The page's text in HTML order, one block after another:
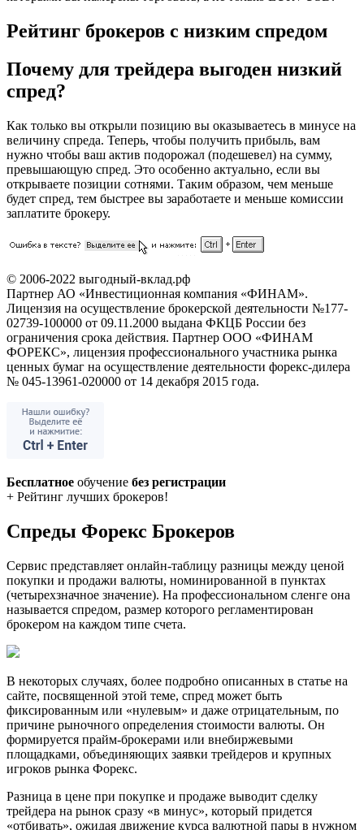
Рейтинг брокеров с низким спредом
Почему для трейдера выгоден низкий
спред?
Как только вы открыли позицию вы оказываетесь в минусе на
величину спреда. Теперь, чтобы получить прибыль, вам
нужно чтобы ваш актив подорожал (подешевел) на сумму,
превышающую спред. Это особенно актуально, если вы
открываете позиции сотнями. Таким образом, чем меньше
будет спред, тем быстрее вы заработаете и меньше комиссии
заплатите брокеру.
© 2006-2022 выгодный-вклад.рф
Партнер АО «Инвестиционная компания «ФИНАМ».
Лицензия на осуществление брокерской деятельности №177-
02739-100000 от 09.11.2000 выдана ФКЦБ России без
ограничения срока действия. Партнер ООО «ФИНАМ
ФОРЕКС», лицензия профессионального участника рынка
ценных бумаг на осуществление деятельности форекс-дилера
№ 045-13961-020000 от 14 декабря 2015 года.
Бесплатное обучение без регистрации
+ Рейтинг лучших брокеров!
Спреды Форекс Брокеров
Сервис представляет онлайн-таблицу разницы между ценой
покупки и продажи валюты, номинированной в пунктах
(четырехзначное значение). На профессиональном сленге она
называется спредом, размер которого регламентирован
брокером на каждом типе счета.
В некоторых случаях, более подробно описанных в статье на
сайте, посвященной этой теме, спред может быть
фиксированным или «нулевым» и даже отрицательным, по
причине рыночного определения стоимости валюты. Он
формируется прайм-брокерами или внебиржевыми
площадками, объединяющих заявки трейдеров и крупных
игроков рынка Форекс.
Разница в цене при покупке и продаже выводит сделку
трейдера на рынок сразу «в минус», который придется
«отбивать», ожидая движение курса валютной пары в нужном